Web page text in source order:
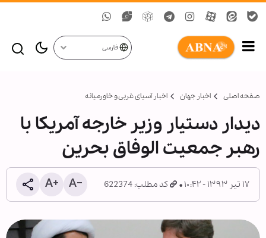
فارسی
صفحه اصلی اخبار جهان اخبار آسیای غربی و خاورمیانه
دیدار دستیار وزیر خارجه آمریکا با
رهبر جمعیت الوفاق بحرین
۱۷ تیر ۱۳۹۳ - ۱۰:۴۲ کد مطلب: 622374